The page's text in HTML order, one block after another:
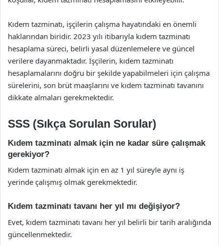
Kıdem tazminatı, işçilerin çalışma hayatındaki en önemli
haklarından biridir. 2023 yılı itibarıyla kıdem tazminatı
hesaplama süreci, belirli yasal düzenlemelere ve güncel
verilere dayanmaktadır. İşçilerin, kıdem tazminatı
hesaplamalarını doğru bir şekilde yapabilmeleri için çalışma
sürelerini, son brüt maaşlarını ve kıdem tazminatı tavanını
dikkate almaları gerekmektedir.
SSS (Sıkça Sorulan Sorular)
Kıdem tazminatı almak için ne kadar süre çalışmak
gerekiyor?
Kıdem tazminatı almak için en az 1 yıl süreyle aynı iş
yerinde çalışmış olmak gerekmektedir.
Kıdem tazminatı tavanı her yıl mı değişiyor?
Evet, kıdem tazminatı tavanı her yıl belirli bir tarih aralığında
güncellenmektedir.